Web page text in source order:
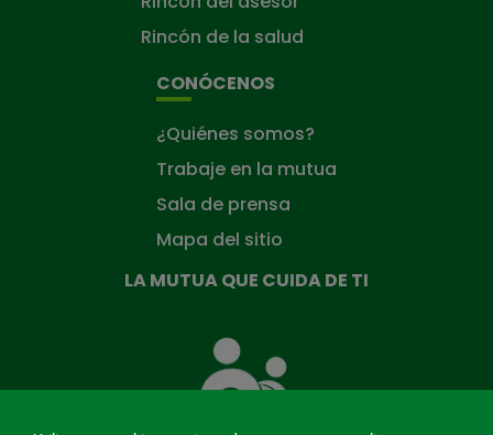
Rincón de la salud
CONÓCENOS
¿Quiénes somos?
Trabaje en la mutua
Sala de prensa
Mapa del sitio
LA MUTUA QUE CUIDA DE TI
Mutua
que